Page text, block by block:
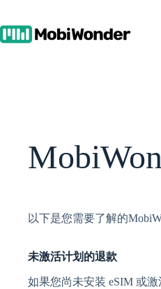
内
以下是您需要了解的
未激活计划的退款
如果您尚未安装 eSIM 或